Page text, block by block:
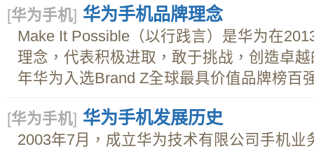
[华为手机] 华为手机品牌理念
Make It Possible（以行践言）是华为在
理念，代表积极进取，敢于挑战，创造卓
年华为入选Brand Z全球最具价值品牌榜百
[华为手机] 华为手机发展历史
2003年7月，成立华为技术有限公司手机业